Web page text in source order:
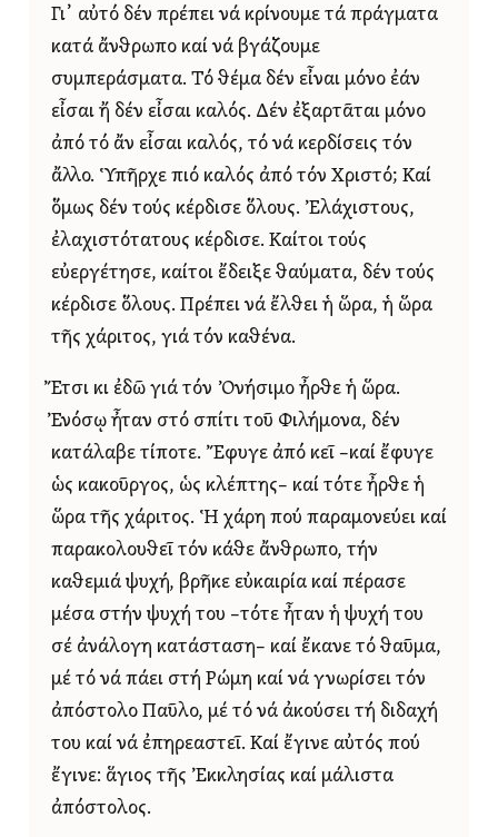
Γι᾿ αὐτό δέν πρέπει νά κρίνουμε τά πράγματα
κατά ἄνθρωπο καί νά βγάζουμε
συμπεράσματα. Τό θέμα δέν εἶναι μόνο ἐάν
εἶσαι ἤ δέν εἶσαι καλός. Δέν ἐξαρτᾶται μόνο
ἀπό τό ἄν εἶσαι καλός, τό νά κερδίσεις τόν
ἄλλο. Ὑπῆρχε πιό καλός ἀπό τόν Χριστό; Καί
ὅμως δέν τούς κέρδισε ὅλους. Ἐλάχιστους,
ἐλαχιστότατους κέρδισε. Καίτοι τούς
εὐεργέτησε, καίτοι ἔδειξε θαύματα, δέν τούς
κέρδισε ὅλους. Πρέπει νά ἔλθει ἡ ὥρα, ἡ ὥρα
τῆς χάριτος, γιά τόν καθένα.
Ἔτσι κι ἐδῶ γιά τόν Ὀνήσιμο ἦρθε ἡ ὥρα.
Ἐνόσῳ ἦταν στό σπίτι τοῦ Φιλήμονα, δέν
κατάλαβε τίποτε. Ἔφυγε ἀπό κεῖ –καί ἔφυγε
ὡς κακοῦργος, ὡς κλέπτης– καί τότε ἦρθε ἡ
ὥρα τῆς χάριτος. Ἡ χάρη πού παραμονεύει καί
παρακολουθεῖ τόν κάθε ἄνθρωπο, τήν
καθεμιά ψυχή, βρῆκε εὐκαιρία καί πέρασε
μέσα στήν ψυχή του –τότε ἦταν ἡ ψυχή του
σέ ἀνάλογη κατάσταση– καί ἔκανε τό θαῦμα,
μέ τό νά πάει στή Ρώμη καί νά γνωρίσει τόν
ἀπόστολο Παῦλο, μέ τό νά ἀκούσει τή διδαχή
του καί νά ἐπηρεαστεῖ. Καί ἔγινε αὐτός πού
ἔγινε: ἅγιος τῆς Ἐκκλησίας καί μάλιστα
ἀπόστολος.